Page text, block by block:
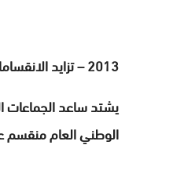
2013 – تزايد الانقسامات
يشتد ساعد الجماعات
الوطني العام منقسم على